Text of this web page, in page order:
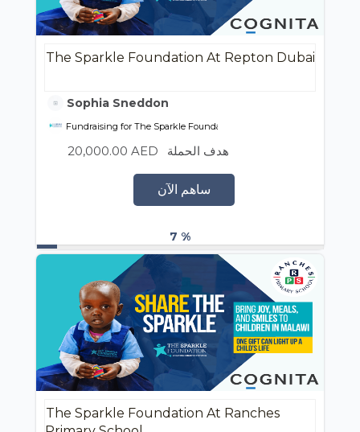
The Sparkle Foundation At Repton Dubai
Sophia Sneddon
Fundraising for The Sparkle Foundation
هدف الحملة 20,000.00 AED
ساهم الآن
7 %
The Sparkle Foundation At Ranches